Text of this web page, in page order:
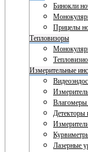
Бинокли
Прицелы
Тепловизоры
Измерительные
Влагомеры
Детекторы
Лазерные